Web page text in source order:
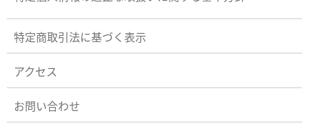
特定商取引法に基づく表示
アクセス
お問い合わせ